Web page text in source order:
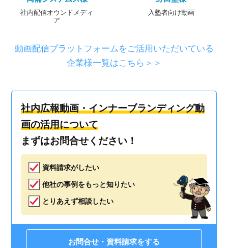
社内配信オウンドメディ
ア
入塾者向け動画
動画配信プラットフォームをご活用いただいている
企業様一覧はこちら＞＞
社内広報動画・インナーブランディング動
画の活用について
まずはお問合せください！
資料請求がしたい
他社の事例をもっと知りたい
とりあえず相談したい
お問合せ・資料請求をする